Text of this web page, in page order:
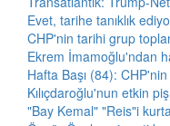
Evet, tarihe tanıklık
CHP'nin tarihi grup
Ekrem İmamoğlu'ndan
Hafta Başı (84):
Kılıçdaroğlu'nun etkin
"Bay Kemal" "Reis"i